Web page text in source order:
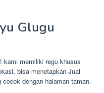
Glugu
kami memiliki regu khusus
bisa menetapkan Jual
dengan halaman taman.